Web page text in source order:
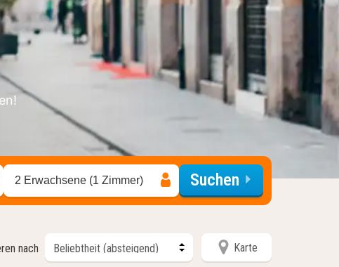
2 Erwachsene (1 Zimmer) Suchen
nach Karte